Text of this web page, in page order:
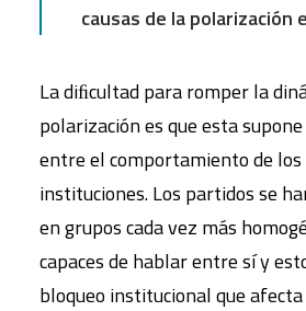
causas de la polarización
La diﬁcultad para romper la
polarización es que esta
entre el comportamiento de
instituciones. Los partidos se
en grupos cada vez más
capaces de hablar entre sí y
bloqueo institucional que